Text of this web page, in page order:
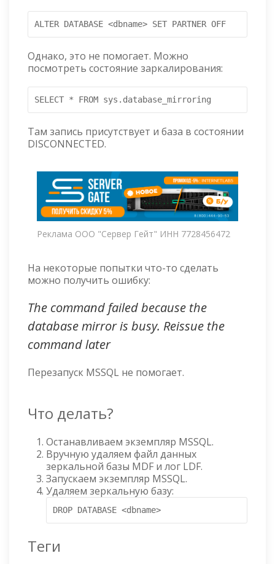
ALTER DATABASE <dbname> SET PARTNER OFF
Однако, это не помогает. Можно
посмотреть состояние заркалирования:
SELECT * FROM sys.database_mirroring
Там запись присутствует и база в состоянии
DISCONNECTED.
Реклама ООО "Сервер Гейт" ИНН 7728456472
На некоторые попытки что-то сделать
можно получить ошибку:
The command failed because the
database mirror is busy. Reissue the
command later
Перезапуск MSSQL не помогает.
Что делать?
Останавливаем экземпляр MSSQL.
Вручную удаляем файл данных
зеркальной базы MDF и лог LDF.
Запускаем экземпляр MSSQL.
Удаляем зеркальную базу:
DROP DATABASE <dbname>
Теги